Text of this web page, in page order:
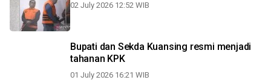
02 July 2026 12:52 WIB
Bupati dan Sekda Kuansing resmi menjadi
tahanan KPK
01 July 2026 16:21 WIB